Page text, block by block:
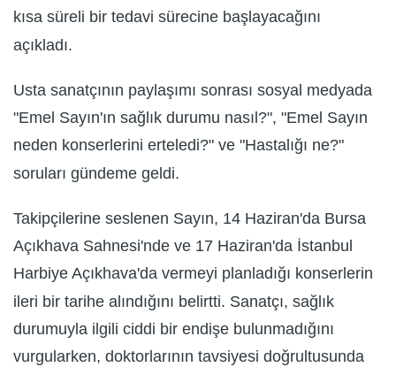
kısa süreli bir tedavi sürecine başlayacağını
açıkladı.
Usta sanatçının paylaşımı sonrası sosyal medyada
"Emel Sayın'ın sağlık durumu nasıl?", "Emel Sayın
neden konserlerini erteledi?" ve "Hastalığı ne?"
soruları gündeme geldi.
Takipçilerine seslenen Sayın, 14 Haziran'da Bursa
Açıkhava Sahnesi'nde ve 17 Haziran'da İstanbul
Harbiye Açıkhava'da vermeyi planladığı konserlerin
ileri bir tarihe alındığını belirtti. Sanatçı, sağlık
durumuyla ilgili ciddi bir endişe bulunmadığını
vurgularken, doktorlarının tavsiyesi doğrultusunda